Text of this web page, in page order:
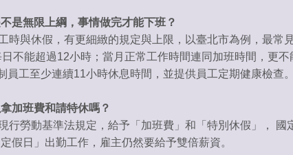
是無限上綱，事情做完才能下班？
與休假，有更細緻的規定與上限，以臺北市為例，最常
不能超過12小時；當月正常工作時間連同加班時間，更
工至少連續11小時休息時間，並提供員工定期健康檢查。
加班費和請特休嗎？
勞動基準法規定，給予「加班費」和「特別休假」， 國
假日」出勤工作，雇主仍然要給予雙倍薪資。